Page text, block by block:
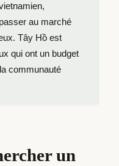
au marché
Tây Hồ est
qui ont un budget
communauté
un